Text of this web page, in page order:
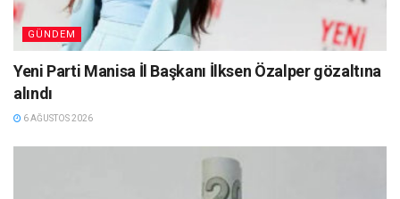
GÜNDEM
Yeni Parti Manisa İl Başkanı İlksen Özalper gözaltına
alındı
6 AĞUSTOS 2026